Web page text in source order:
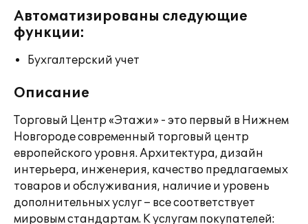
Автоматизированы следующие
функции:
Бухгалтерский учет
Описание
Торговый Центр «Этажи» - это первый в Нижнем
Новгороде современный торговый центр
европейского уровня. Архитектура, дизайн
интерьера, инженерия, качество предлагаемых
товаров и обслуживания, наличие и уровень
дополнительных услуг – все соответствует
мировым стандартам. К услугам покупателей: